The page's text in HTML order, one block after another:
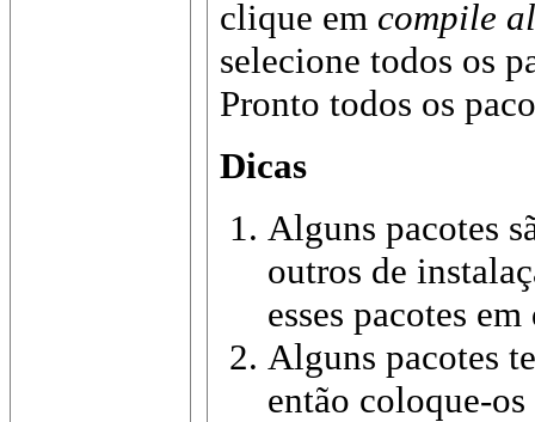
clique em compile
selecione todos os
Pronto todos os
Dicas
Alguns pacotes
outros de
esses pacotes
Alguns pacotes
então coloque-